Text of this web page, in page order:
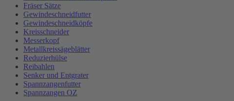
Fräser Sätze
Gewindeschneidfutter
Gewindeschneidköpfe
Kreisschneider
Messerkopf
Metallkreissägeblätter
Reduzierhülse
Reibahlen
Senker und Entgrater
Spannzangenfutter
Spannzangen OZ